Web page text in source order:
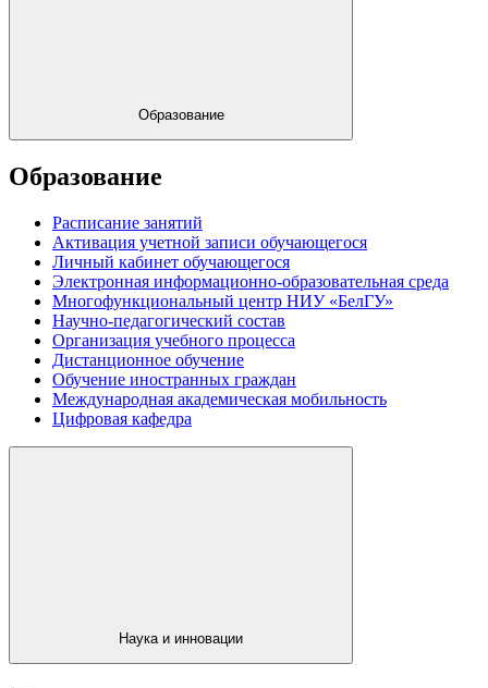
Образование
Образование
Расписание занятий
Активация учетной записи обучающегося
Личный кабинет обучающегося
Электронная информационно-образовательная среда
Многофункциональный центр НИУ «БелГУ»
Научно-педагогический состав
Организация учебного процесса
Дистанционное обучение
Обучение иностранных граждан
Международная академическая мобильность
Цифровая кафедра
Наука и инновации